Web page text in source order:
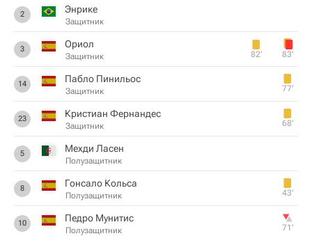
2 Энрике
Защитник
3 Ориол
Защитник 82‎’‎ 83‎’‎
14 Пабло Пинильос
Защитник 77‎’‎
23 Кристиан Фернандес
Защитник 68‎’‎
5 Мехди Лaceн
Полузащитник
8 Гонсало Кольса
Полузащитник 43‎’‎
10 Педро Мунитис
Полузащитник 71‎’‎